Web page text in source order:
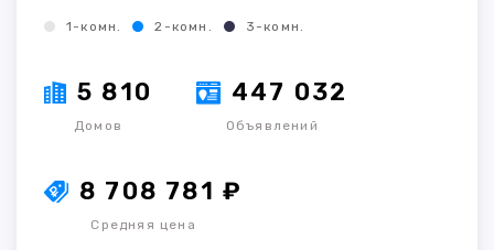
1-комн. 2-комн. 3-комн.
5 810
Домов
447 032
Объявлений
8 708 781 ₽
Средняя цена